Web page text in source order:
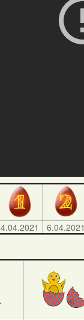
4.04.2021 6.04.2021